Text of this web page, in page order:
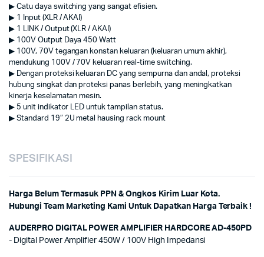
▶ Catu daya switching yang sangat efisien.
▶ 1 Input (XLR / AKAI)
▶ 1 LINK / Output (XLR / AKAI)
▶ 100V Output Daya 450 Watt
▶ 100V, 70V tegangan konstan keluaran (keluaran umum akhir),
mendukung 100V / 70V keluaran real-time switching.
▶ Dengan proteksi keluaran DC yang sempurna dan andal, proteksi
hubung singkat dan proteksi panas berlebih, yang meningkatkan
kinerja keselamatan mesin.
▶ 5 unit indikator LED untuk tampilan status.
▶ Standard 19″ 2U metal hausing rack mount
SPESIFIKASI
Harga Belum Termasuk PPN & Ongkos Kirim Luar Kota.
Hubungi Team Marketing Kami Untuk Dapatkan Harga Terbaik !
AUDERPRO DIGITAL POWER AMPLIFIER HARDCORE AD-450PD
- Digital Power Amplifier 450W / 100V High Impedansi